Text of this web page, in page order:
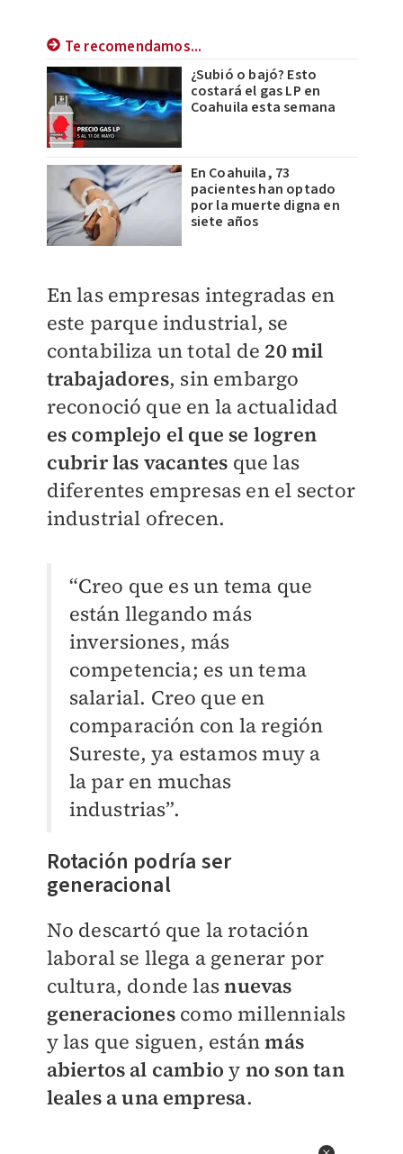
Te recomendamos...
¿Subió o bajó? Esto
costará el gas LP en
Coahuila esta semana
En Coahuila, 73
pacientes han optado
por la muerte digna en
siete años
En las empresas integradas en
este parque industrial, se
contabiliza un total de 20 mil
trabajadores, sin embargo
reconoció que en la actualidad
es complejo el que se logren
cubrir las vacantes que las
diferentes empresas en el sector
industrial ofrecen.
“Creo que es un tema que
están llegando más
inversiones, más
competencia; es un tema
salarial. Creo que en
comparación con la región
Sureste, ya estamos muy a
la par en muchas
industrias”.
Rotación podría ser
generacional
No descartó que la rotación
laboral se llega a generar por
cultura, donde lasnuevas
generacionescomo millennials
y las que siguen, estánmás
abiertos al cambioy no son tan
leales a una empresa.